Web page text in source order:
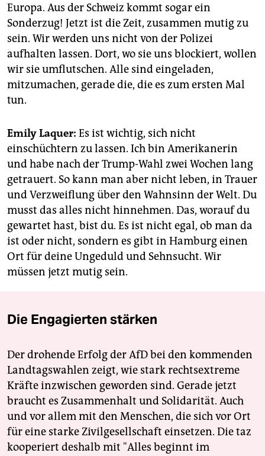
Europa. Aus der Schweiz kommt sogar ein
Sonderzug! Jetzt ist die Zeit, zusammen mutig zu
sein. Wir werden uns nicht von der Polizei
aufhalten lassen. Dort, wo sie uns blockiert, wollen
wir sie umflutschen. Alle sind eingeladen,
mitzumachen, gerade die, die es zum ersten Mal
tun.
Emily Laquer: Es ist wichtig, sich nicht
einschüchtern zu lassen. Ich bin Amerikanerin
und habe nach der Trump-Wahl zwei Wochen lang
getrauert. So kann man aber nicht leben, in Trauer
und Verzweiflung über den Wahnsinn der Welt. Du
musst das alles nicht hinnehmen. Das, worauf du
gewartet hast, bist du. Es ist nicht egal, ob man da
ist oder nicht, sondern es gibt in Hamburg einen
Ort für deine Ungeduld und Sehnsucht. Wir
müssen jetzt mutig sein.
Die Engagierten stärken
Der drohende Erfolg der AfD bei den kommenden
Landtagswahlen zeigt, wie stark rechtsextreme
Kräfte inzwischen geworden sind. Gerade jetzt
braucht es Zusammenhalt und Solidarität. Auch
und vor allem mit den Menschen, die sich vor Ort
für eine starke Zivilgesellschaft einsetzen. Die taz
kooperiert deshalb mit "Alles beginnt im